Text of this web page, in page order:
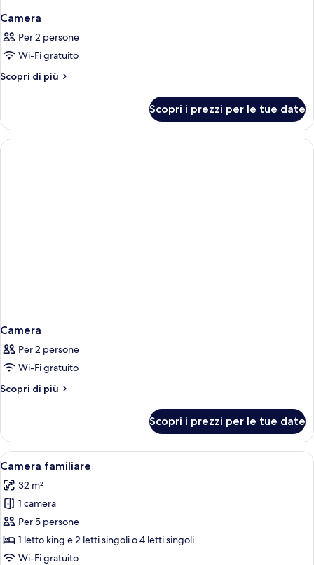
Camera
Per 2 persone
Wi-Fi gratuito
Scopri di più
Altri
Scopri i prezzi per le tue date
Camera
Per 2 persone
Wi-Fi gratuito
Scopri di più
Altri
Scopri i prezzi per le tue date
Apri
tutte
le
foto
per
Camera
familiare
Una camera d'albergo con un letto
10
Camera familiare
32 m²
1 camera
Per 5 persone
1 letto king e 2 letti singoli o 4 letti singoli
Wi-Fi gratuito